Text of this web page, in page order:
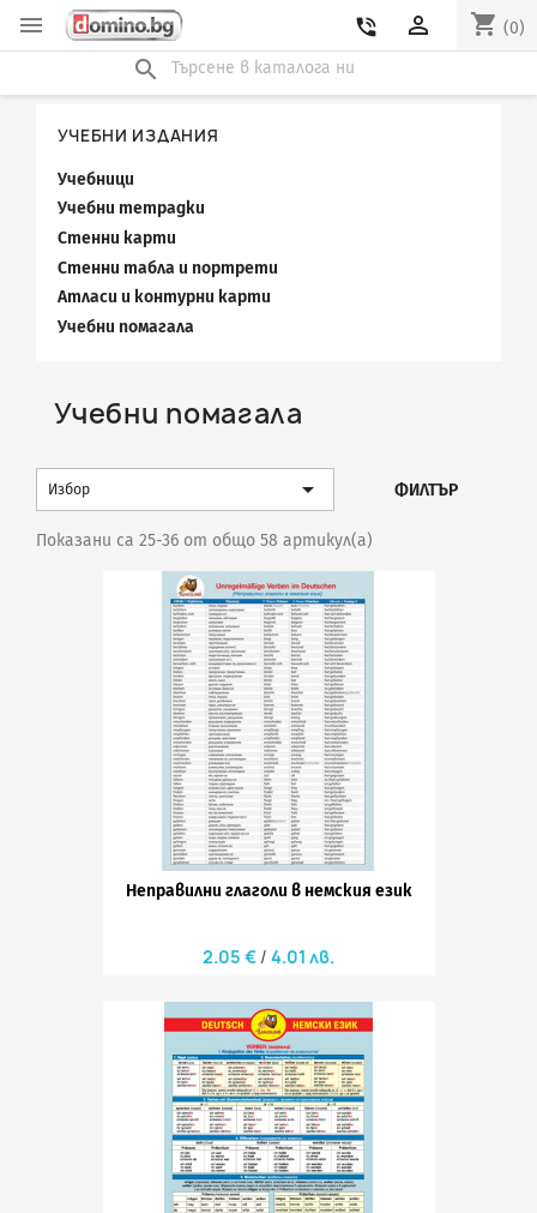
 shopping_cart (0)

phone_in_talk
search
УЧЕБНИ ИЗДАНИЯ
Учебници
Учебни тетрадки
Стенни карти
Стенни табла и портрети
Атласи и контурни карти
Учебни помагала
Учебни помагала
Избор  ФИЛТЪР
Показани са 25-36 от общо 58 артикул(а)
Неправилни глаголи в немския език
2.05 € 4.01 лв.